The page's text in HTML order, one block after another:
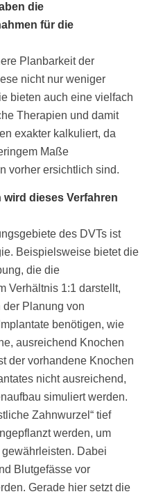
die
für die
Planbarkeit der
nicht nur weniger
bieten auch eine vielfach
Therapien und damit
exakter kalkuliert, da
Maße
vorher ersichtlich sind.
dieses Verfahren
des DVTs ist
Beispielsweise bietet die
die die
Verhältnis 1:1 darstellt,
Planung von
benötigen, wie
ausreichend Knochen
der vorhandene Knochen
nicht ausreichend,
simuliert werden.
Zahnwurzel“ tief
werden, um
Dabei
Blutgefässe vor
Gerade hier setzt die